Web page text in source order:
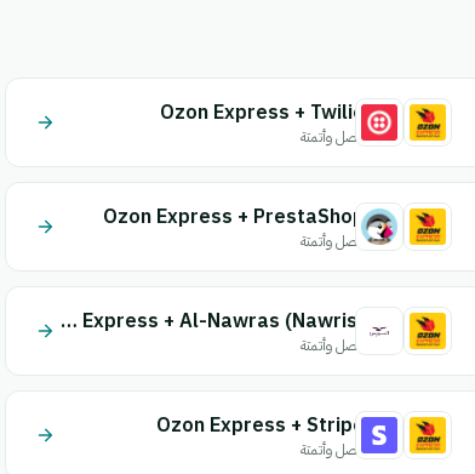
Ozon Express + Twilio
اتصل وأتمتة
Ozon Express + PrestaShop
اتصل وأتمتة
Ozon Express + Al-Nawras (Nawris)
اتصل وأتمتة
Ozon Express + Stripe
اتصل وأتمتة